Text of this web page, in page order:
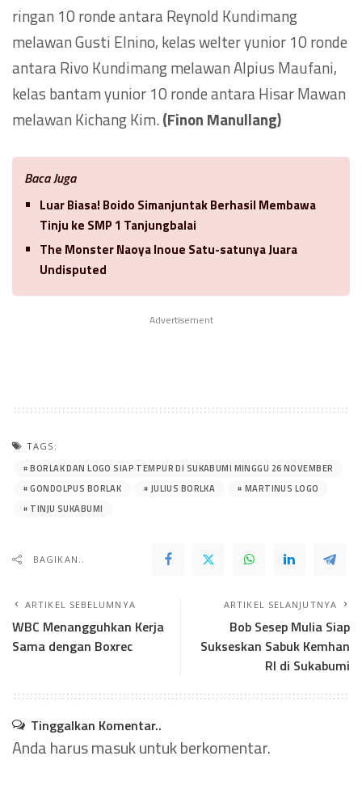
ringan 10 ronde antara Reynold Kundimang
melawan Gusti Elnino, kelas welter yunior 10 ronde
antara Rivo Kundimang melawan Alpius Maufani,
kelas bantam yunior 10 ronde antara Hisar Mawan
melawan Kichang Kim.(Finon Manullang)
Baca Juga
Luar Biasa! Boido Simanjuntak Berhasil Membawa
Tinju ke SMP 1 Tanjungbalai
The Monster Naoya Inoue Satu-satunya Juara
Undisputed
Advertisement
TAGS:
BORLAK DAN LOGO SIAP TEMPUR DI SUKABUMI MINGGU 26 NOVEMBER
GONDOLPUS BORLAK
JULIUS BORLKA
MARTINUS LOGO
TINJU SUKABUMI
BAGIKAN..
ARTIKEL SEBELUMNYA
WBC Menangguhkan Kerja
Sama dengan Boxrec
ARTIKEL SELANJUTNYA
Bob Sesep Mulia Siap
Sukseskan Sabuk Kemhan
RI di Sukabumi
Tinggalkan Komentar..
Anda harusmasukuntuk berkomentar.